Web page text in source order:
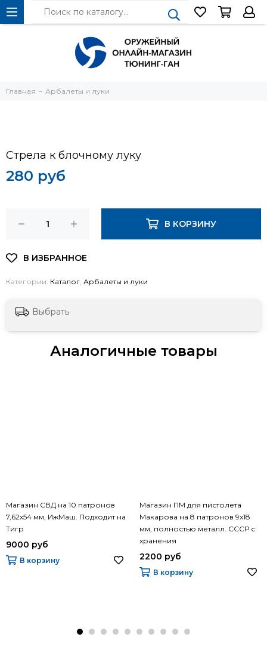
Главная Арбалеты и луки
Стрела к блочному луку
280 руб
В КОРЗИНУ
Категории: Каталог, Арбалеты и луки
Выбрать
Аналогичные товары
Магазин СВД на 10 патронов
7,62х54 мм, ИжМаш. Подходит на
Тигр
9000 руб
В корзину
Магазин ПМ для пистолета
Макарова на 8 патронов 9х18
мм, полностью металл. СССР с
хранения
2200 руб
В корзину